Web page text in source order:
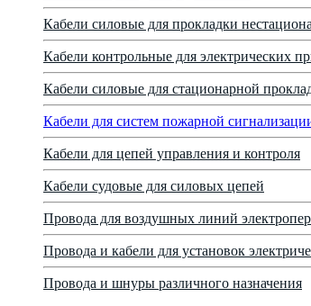
Кабели силовые для прокладки
Кабели контрольные для электрических
Кабели силовые для стационарной
Кабели для систем пожарной
Кабели для цепей управления и контроля
Кабели судовые для силовых цепей
Провода для воздушных линий
Провода и кабели для установок
Провода и шнуры различного назначения